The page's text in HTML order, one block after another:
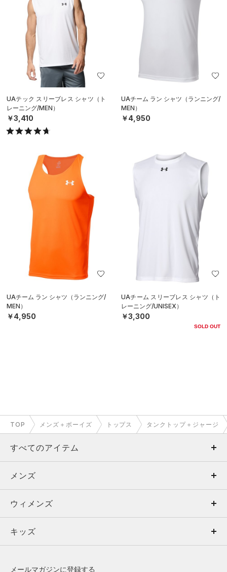
UAテック スリーブレス シャツ（ト
レーニング/MEN）
￥3,410
UAチーム ラン シャツ（ランニング/
MEN）
￥4,950
UAチーム ラン シャツ（ランニング/
MEN）
￥4,950
UAチーム スリーブレス シャツ（ト
レーニング/UNISEX）
￥3,300
SOLD OUT
TOP メンズ＋ボーイズ トップス タンクトップ＋ジャージ
すべてのアイテム
メンズ
ウィメンズ
キッズ
メンズ
トップス
ボトムス
ウィメンズ
トップス
キッズ
メールマガジンに登録する